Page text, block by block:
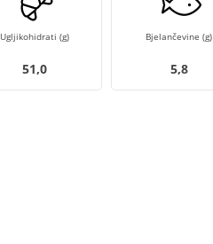
Ugljikohidrati (g)
51,0
Bjelančevine (g)
5,8